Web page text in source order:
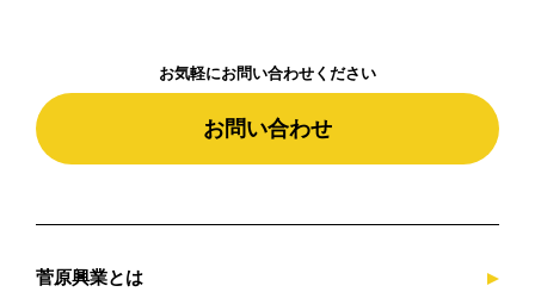
お気軽にお問い合わせください
お問い合わせ
菅原興業とは